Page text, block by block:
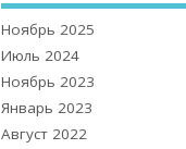
Ноябрь 2025
Июль 2024
Ноябрь 2023
Январь 2023
Август 2022